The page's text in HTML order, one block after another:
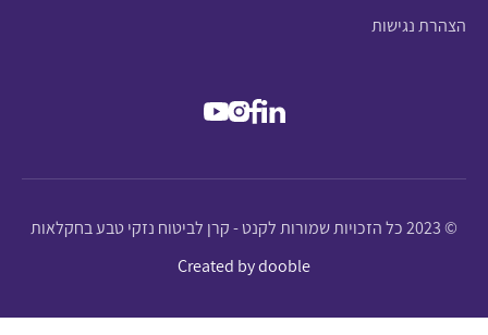
הצהרת נגישות
© 2023 כל הזכויות שמורות לקנט - קרן לביטוח נזקי טבע בחקלאות
Created by dooble